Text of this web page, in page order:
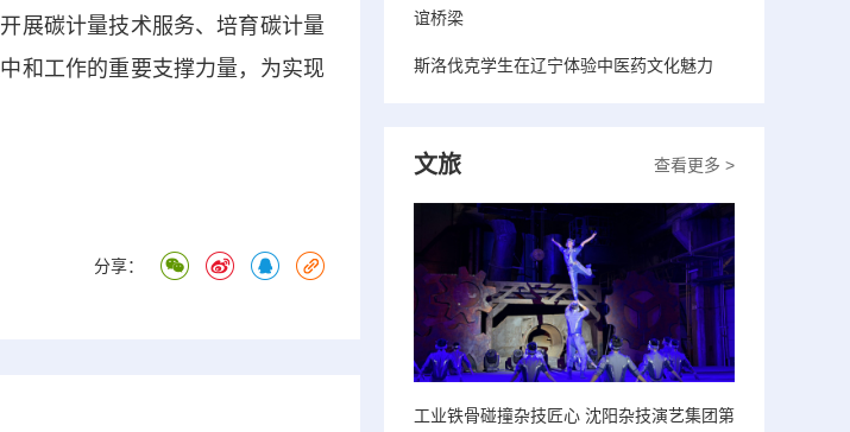
展碳计量技术服务、培育碳计量
和工作的重要支撑力量，为实现
分享：
谊桥梁
斯洛伐克学生在辽宁体验中医药文化魅力
查看更多 >
文旅
工业铁骨碰撞杂技匠心 沈阳杂技演艺集团第